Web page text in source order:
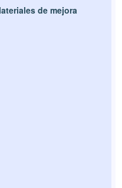
de mejora